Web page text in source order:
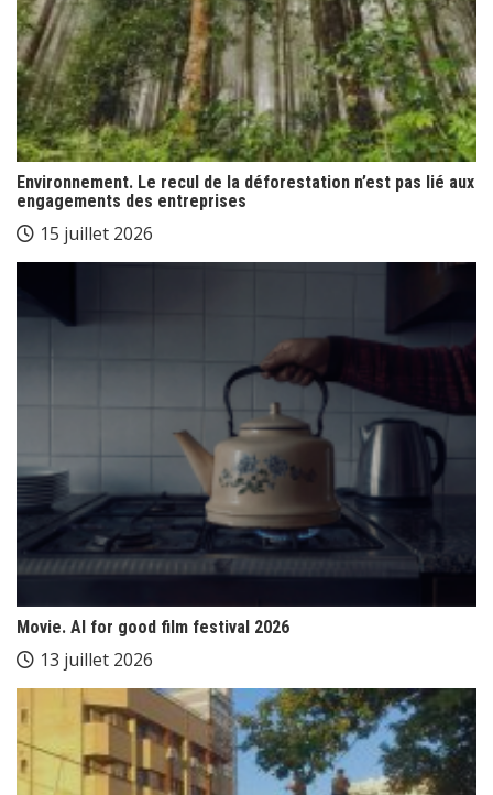
Environnement. Le recul de la déforestation n’est pas lié aux
engagements des entreprises
15 juillet 2026
Movie. AI for good film festival 2026
13 juillet 2026